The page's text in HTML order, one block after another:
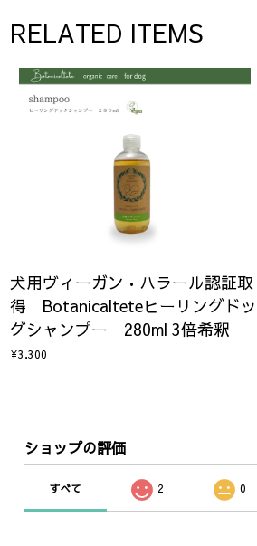
RELATED ITEMS
犬用ヴィーガン•ハラール認証取
得 Botanicalteteヒーリングドッ
グシャンプー 280ml 3倍希釈
¥3,300
ショップの評価
すべて 2 0